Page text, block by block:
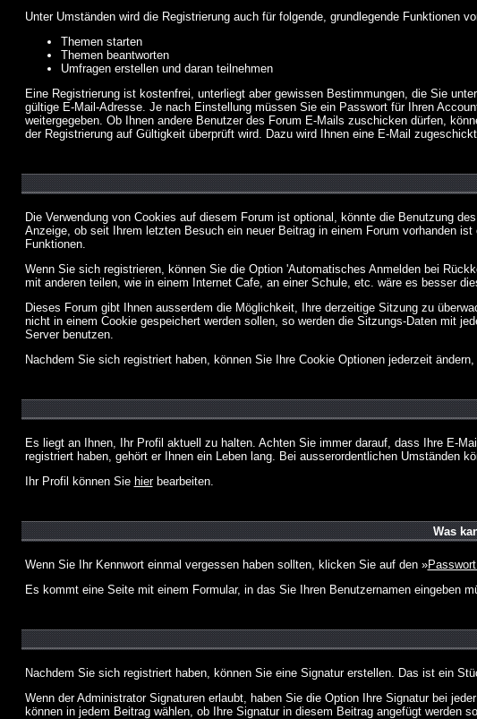
Unter Umständen wird die Registrierung auch für folgende, grundlegende Funktionen
Themen starten
Themen beantworten
Umfragen erstellen und daran teilnehmen
Eine Registrierung ist kostenfrei, unterliegt aber gewissen Bestimmungen, die Sie
gültige E-Mail-Adresse. Je nach Einstellung müssen Sie ein Passwort für Ihren
weitergegeben. Ob Ihnen andere Benutzer des Forum E-Mails zuschicken dürfen,
der Registrierung auf Gültigkeit überprüft wird. Dazu wird Ihnen eine E-Mail
Die Verwendung von Cookies auf diesem Forum ist optional, könnte die Benutzung
Anzeige, ob seit Ihrem letzten Besuch ein neuer Beitrag in einem Forum vorhanden
Funktionen.
Wenn Sie sich registrieren, können Sie die Option 'Automatisches Anmelden bei
mit anderen teilen, wie in einem Internet Cafe, an einer Schule, etc. wäre es besser
Dieses Forum gibt Ihnen ausserdem die Möglichkeit, Ihre derzeitige Sitzung zu
nicht in einem Cookie gespeichert werden sollen, so werden die Sitzungs-Daten mit
Server benutzen.
Nachdem Sie sich registriert haben, können Sie Ihre Cookie Optionen jederzeit
Es liegt an Ihnen, Ihr Profil aktuell zu halten. Achten Sie immer darauf, dass Ihre E-
registriert haben, gehört er Ihnen ein Leben lang. Bei ausserordentlichen Umständen
Ihr Profil können Sie hierbearbeiten.
Was
Wenn Sie Ihr Kennwort einmal vergessen haben sollten, klicken Sie auf den »
Es kommt eine Seite mit einem Formular, in das Sie Ihren Benutzernamen eingeben
Nachdem Sie sich registriert haben, können Sie eine Signatur erstellen. Das ist ein
Wenn der Administrator Signaturen erlaubt, haben Sie die Option Ihre Signatur bei
können in jedem Beitrag wählen, ob Ihre Signatur in diesem Beitrag angefügt werden